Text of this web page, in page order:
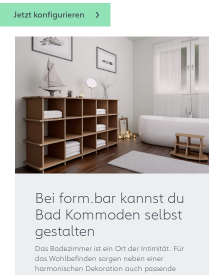
Jetzt konfigurieren
Bei form.bar kannst du
Bad Kommoden selbst
gestalten
Das Badezimmer ist ein Ort der Intimität. Für
das Wohlbefinden sorgen neben einer
harmonischen Dekoration auch passende